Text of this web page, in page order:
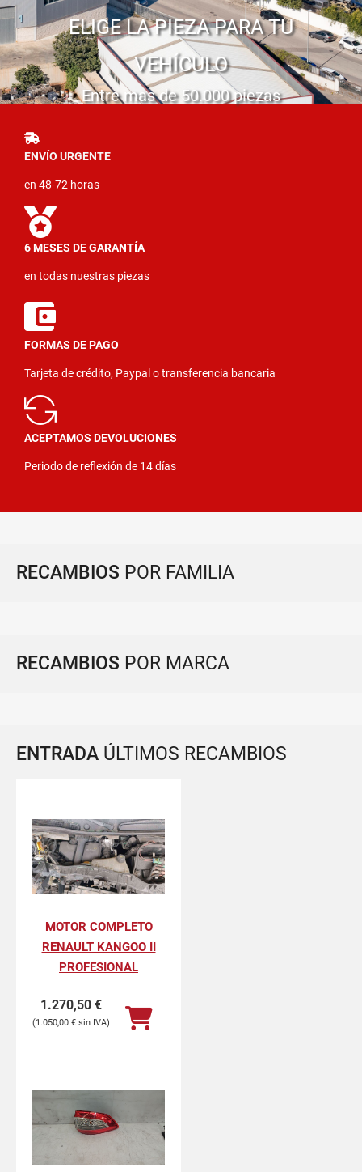
ELIGE LA PIEZA PARA TU
VEHÍCULO
Entre mas de 50.000 piezas
ENVÍO URGENTE
en 48-72 horas
6 MESES DE GARANTÍA
en todas nuestras piezas
FORMAS DE PAGO
Tarjeta de crédito, Paypal o transferencia bancaria
ACEPTAMOS DEVOLUCIONES
Periodo de reflexión de 14 días
RECAMBIOS POR FAMILIA
RECAMBIOS POR MARCA
ENTRADA ÚLTIMOS RECAMBIOS
MOTOR COMPLETO
RENAULT KANGOO II
PROFESIONAL
1.270,50 €
1.050,00 €